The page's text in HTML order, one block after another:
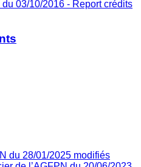
03/10/2016 - Report crédits
du 28/01/2025 modifiés